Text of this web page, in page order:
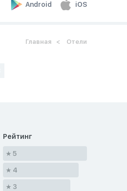
Android iOS
Главная Отели
Рейтинг
5
4
3